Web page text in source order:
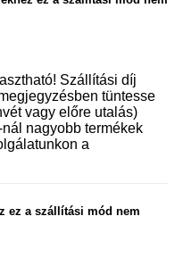
Szállítási díj
tüntesse
vagy előre utalás)
nagyobb termékek
a
ez a szállítási mód nem